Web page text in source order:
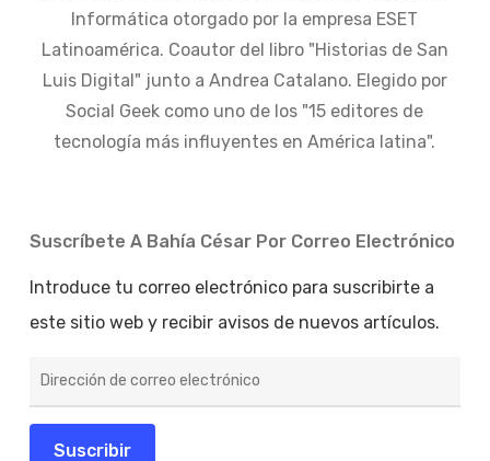
Informática otorgado por la empresa ESET
Latinoamérica. Coautor del libro "Historias de San
Luis Digital" junto a Andrea Catalano. Elegido por
Social Geek como uno de los "15 editores de
tecnología más influyentes en América latina".
Suscríbete A Bahía César Por Correo Electrónico
Introduce tu correo electrónico para suscribirte a
este sitio web y recibir avisos de nuevos artículos.
de
electrónico
Suscribir